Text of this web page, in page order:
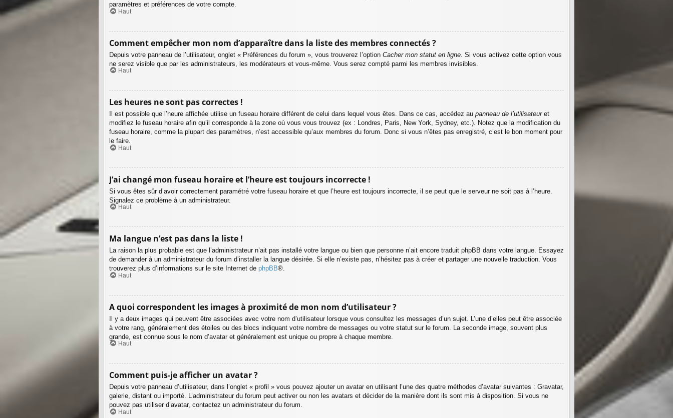
paramètres et préférences de votre compte.
Haut
Comment empêcher mon nom d’apparaître dans la liste des membres connectés ?
Depuis votre panneau de l’utilisateur, onglet « Préférences du forum », vous trouverez l’option Cacher mon statut en ligne . Si vous activez cette option vous
ne serez visible que par les administrateurs, les modérateurs et vous-même. Vous serez compté parmi les membres invisibles.
Haut
Les heures ne sont pas correctes !
Il est possible que l’heure affichée utilise un fuseau horaire différent de celui dans lequel vous êtes. Dans ce cas, accédez au panneau de l’utilisateuret
modifiez le fuseau horaire afin qu’il corresponde à la zone où vous vous trouvez (ex : Londres, Paris, New York, Sydney, etc.). Notez que la modification du
fuseau horaire, comme la plupart des paramètres, n’est accessible qu’aux membres du forum. Donc si vous n’êtes pas enregistré, c’est le bon moment pour
le faire.
Haut
J’ai changé mon fuseau horaire et l’heure est toujours incorrecte !
Si vous êtes sûr d’avoir correctement paramétré votre fuseau horaire et que l’heure est toujours incorrecte, il se peut que le serveur ne soit pas à l’heure.
Signalez ce problème à un administrateur.
Haut
Ma langue n’est pas dans la liste !
La raison la plus probable est que l’administrateur n’ait pas installé votre langue ou bien que personne n’ait encore traduit phpBB dans votre langue. Essayez
de demander à un administrateur du forum d’installer la langue désirée. Si elle n’existe pas, n’hésitez pas à créer et partager une nouvelle traduction. Vous
trouverez plus d’informations sur le site Internet de phpBB®.
Haut
A quoi correspondent les images à proximité de mon nom d’utilisateur ?
Il y a deux images qui peuvent être associées avec votre nom d’utilisateur lorsque vous consultez les messages d’un sujet. L’une d’elles peut être associée
à votre rang, généralement des étoiles ou des blocs indiquant votre nombre de messages ou votre statut sur le forum. La seconde image, souvent plus
grande, est connue sous le nom d’avatar et généralement est unique ou propre à chaque membre.
Haut
Comment puis-je afficher un avatar ?
Depuis votre panneau d’utilisateur, dans l’onglet « profil » vous pouvez ajouter un avatar en utilisant l’une des quatre méthodes d’avatar suivantes : Gravatar,
galerie, distant ou importé. L’administrateur du forum peut activer ou non les avatars et décider de la manière dont ils sont mis à disposition. Si vous ne
pouvez pas utiliser d’avatar, contactez un administrateur du forum.
Haut